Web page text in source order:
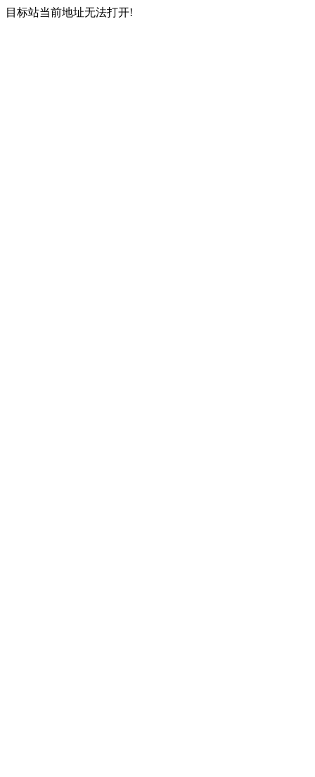
目标站当前地址无法打开!